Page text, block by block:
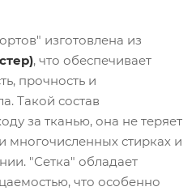
изготовлена из
, что обеспечивает
прочность и
Такой состав
за тканью, она не теряет
многочисленных стирках и
"Сетка" обладает
что особенно